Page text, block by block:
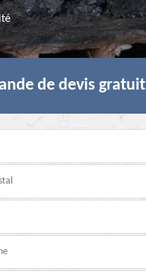
de devis gratuit